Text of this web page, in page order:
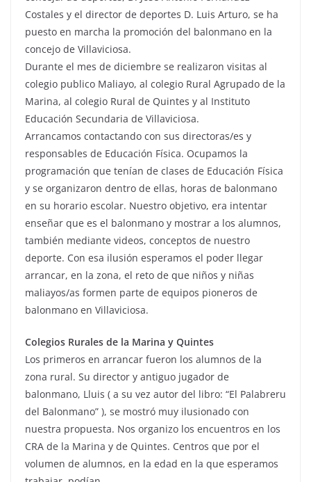
Costales y el director de deportes D. Luis Arturo, se ha
puesto en marcha la promoción del balonmano en la
concejo de Villaviciosa.
Durante el mes de diciembre se realizaron visitas al
colegio publico Maliayo, al colegio Rural Agrupado de la
Marina, al colegio Rural de Quintes y al Instituto
Educación Secundaria de Villaviciosa.
Arrancamos contactando con sus directoras/es y
responsables de Educación Física. Ocupamos la
programación que tenían de clases de Educación Física
y se organizaron dentro de ellas, horas de balonmano
en su horario escolar. Nuestro objetivo, era intentar
enseñar que es el balonmano y mostrar a los alumnos,
también mediante videos, conceptos de nuestro
deporte. Con esa ilusión esperamos el poder llegar
arrancar, en la zona, el reto de que niños y niñas
maliayos/as formen parte de equipos pioneros de
balonmano en Villaviciosa.
Colegios Rurales de la Marina y Quintes
Los primeros en arrancar fueron los alumnos de la
zona rural. Su director y antiguo jugador de
balonmano, Lluis ( a su vez autor del libro: “El Palabreru
del Balonmano” ), se mostró muy ilusionado con
nuestra propuesta. Nos organizo los encuentros en los
CRA de la Marina y de Quintes. Centros que por el
volumen de alumnos, en la edad en la que esperamos